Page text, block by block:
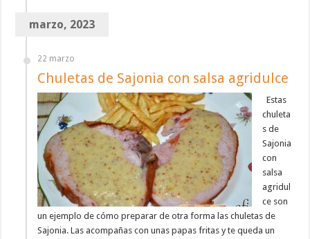
marzo, 2023
22 marzo
Chuletas de Sajonia con salsa agridulce
Estas
chuleta
s de
Sajonia
con
salsa
agridul
ce son
un ejemplo de cómo preparar de otra forma las chuletas de
Sajonia. Las acompañas con unas papas fritas y te queda un